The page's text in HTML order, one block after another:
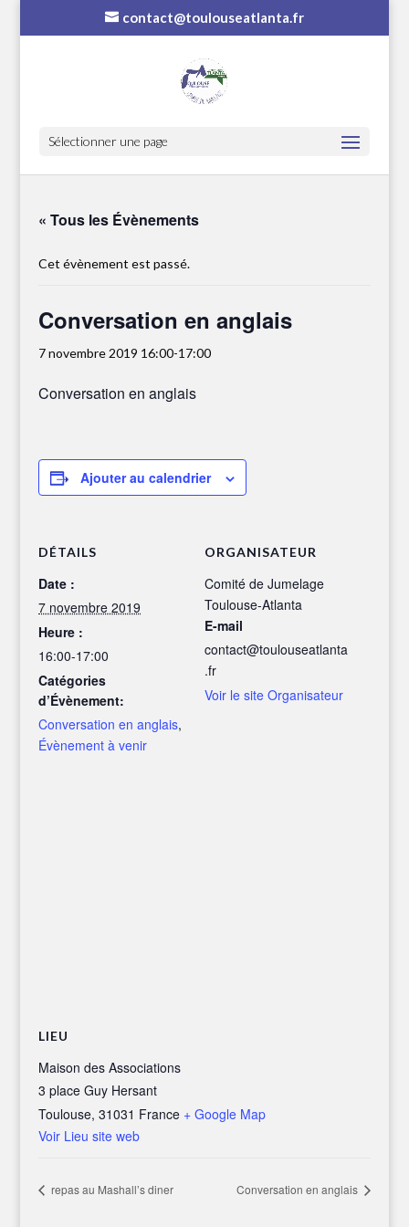
contact@toulouseatlanta.fr
Sélectionner une page
« Tous les Évènements
Cet évènement est passé.
Conversation en anglais
7 novembre 2019 16:00-17:00
Conversation en anglais
Ajouter au calendrier
DÉTAILS
Date :
7 novembre 2019
Heure :
16:00-17:00
Catégories
d’Évènement:
Conversation en anglais,
Évènement à venir
ORGANISATEUR
Comité de Jumelage
Toulouse-Atlanta
E-mail
contact@toulouseatlanta
.fr
Voir le site Organisateur
LIEU
Maison des Associations
3 place Guy Hersant
Toulouse, 31031 France + Google Map
Voir Lieu site web
repas au Mashall’s diner Conversation en anglais